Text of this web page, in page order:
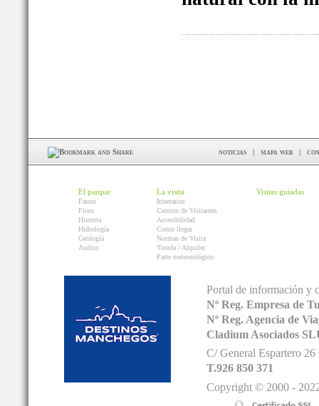
noticias mapa web
El parque
Fauna
Flora
Historia
Hidrología
Geología
Audios
La visita
Itinerarios
Centros de Visitantes
Accesibilidad
Como llegar
Normas de Visita
Tienda / Alquiler
Parte meteorológico
Visitas guiadas
Portal de información y
Nº Reg. Empresa de
Nº Reg. Agencia de
Cladium Asociados
C/ General Espartero
T.926 850 371
Copyright © 2000 -